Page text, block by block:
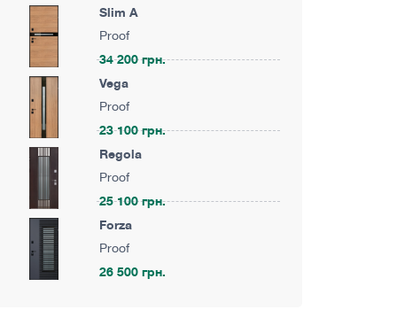
Slim A
Proof
34 200 грн.
Vega
Proof
23 100 грн.
Regola
Proof
25 100 грн.
Forza
Proof
26 500 грн.